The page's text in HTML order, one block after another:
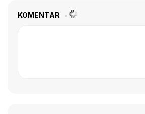
KOMENTAR